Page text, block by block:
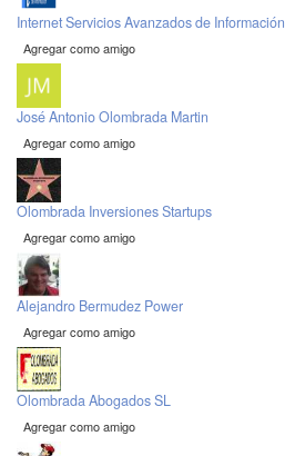
Internet Servicios Avanzados de Información
Agregar como amigo
José Antonio Olombrada Martin
Agregar como amigo
Olombrada Inversiones Startups
Agregar como amigo
Alejandro Bermudez Power
Agregar como amigo
Olombrada Abogados SL
Agregar como amigo